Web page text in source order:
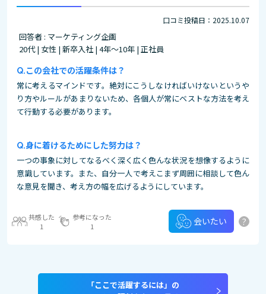
口コミ投稿日：2025.10.07
回答者 : マーケティング企画
20代 | 女性 | 新卒入社 | 4年～10年 | 正社員
この会社での活躍条件は？
常に考えるマインドです。絶対にこうしなければいけないというや
り方やルールがあまりないため、各個人が常にベストな方法を考え
て行動する必要があります。
身に着けるためにした努力は？
一つの事象に対してなるべく深く広く色んな状況を想像するように
意識しています。また、自分一人で考えこまず周囲に相談して色ん
な意見を聞き、考え方の幅を広げるようにしています。
共感した
1
参考になった
1
会いたい ?
「ここで活躍するには」の